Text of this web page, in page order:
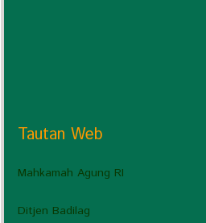
Tautan Web
Mahkamah Agung RI
Ditjen Badilag